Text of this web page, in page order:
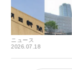
ニュース
2026.07.18